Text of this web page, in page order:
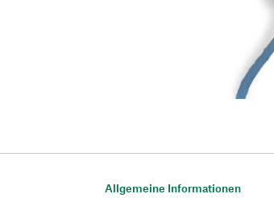
Allgemeine Informationen